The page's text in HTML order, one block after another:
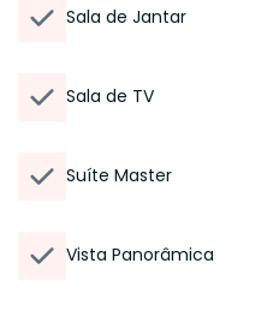
Sala de Jantar
Sala de TV
Suíte Master
Vista Panorâmica